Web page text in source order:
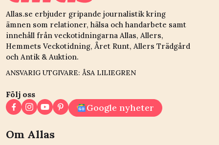
Allas.se erbjuder gripande journalistik kring
ämnen som relationer, hälsa och handarbete samt
innehåll från veckotidningarna Allas, Allers,
Hemmets Veckotidning, Året Runt, Allers Trädgård
och Antik & Auktion.
ANSVARIG UTGIVARE: ÅSA LILIEGREN
Följ oss
Google nyheter
Om Allas